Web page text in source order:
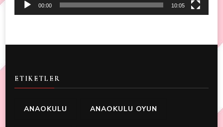
00:00 10:05
ETIKETLER
ANAOKULU ANAOKULU OYUN